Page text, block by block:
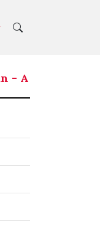
Hamzah